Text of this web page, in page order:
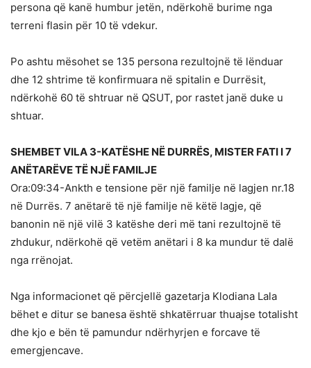
persona që kanë humbur jetën, ndërkohë burime nga
terreni flasin për 10 të vdekur.
Po ashtu mësohet se 135 persona rezultojnë të lënduar
dhe 12 shtrime të konfirmuara në spitalin e Durrësit,
ndërkohë 60 të shtruar në QSUT, por rastet janë duke u
shtuar.
SHEMBET VILA 3-KATËSHE NË DURRËS, MISTER FATI I 7
ANËTARËVE TË NJË FAMILJE
Ora:09:34-Ankth e tensione për një familje në lagjen nr.18
në Durrës. 7 anëtarë të një familje në këtë lagje, që
banonin në një vilë 3 katëshe deri më tani rezultojnë të
zhdukur, ndërkohë që vetëm anëtari i 8 ka mundur të dalë
nga rrënojat.
Nga informacionet që përcjellë gazetarja Klodiana Lala
bëhet e ditur se banesa është shkatërruar thuajse totalisht
dhe kjo e bën të pamundur ndërhyrjen e forcave të
emergjencave.